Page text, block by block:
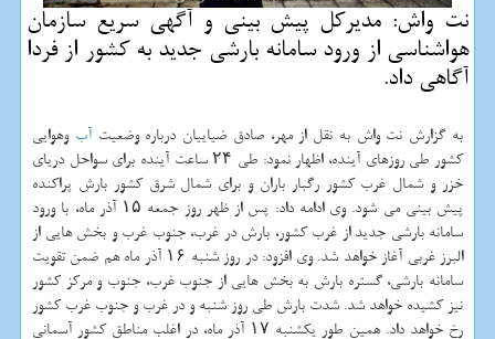
نت واش: مدیركل پیش بینی و آگهی سریع سازمان
هواشناسی از ورود سامانه بارشی جدید به كشور از فردا
آگاهی داد.
به گزارش نت واش به نقل از مهر، صادق ضیاییان درباره وضعیتآب وهوایی
كشور طی روزهای آینده، اظهار نمود: طی ۲۴ ساعت آینده برای سواحل دریای
خزر و شمال غرب كشور رگبار باران و برای شمال شرق كشور بارش پراكنده
پیش بینی می شود. وی ادامه داد: پس از ظهر روز جمعه ۱۵ آذر ماه، با ورود
سامانه بارشی جدید از غرب كشور، بارش در غرب، جنوب غرب و بخش هایی از
البرز غربی آغاز خواهد شد. وی افزود: در روز شنبه ۱۶ آذر ماه هم ضمن تقویت
سامانه بارشی، گستره بارش به بخش هایی از جنوب غرب، جنوب و مركز كشور
نیز كشیده خواهد شد. شدت بارش طی روز شنبه و در غرب و جنوب غرب كشور
رخ خواهد داد. همین طور یكشنبه ۱۷ آذر ماه، در اغلب مناطق كشور آسمانی